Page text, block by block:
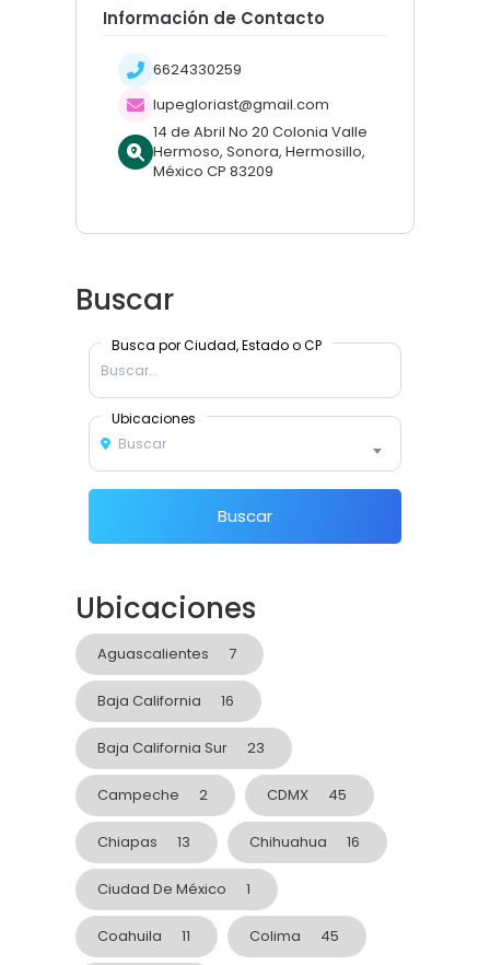
Información de Contacto
6624330259
lupegloriast@gmail.com
14 de Abril No 20 Colonia Valle
Hermoso, Sonora, Hermosillo,
México CP 83209
Buscar
Busca por Ciudad, Estado o CP
Ubicaciones
Buscar
Buscar
Ubicaciones
Aguascalientes 7
Baja California 16
Baja California Sur 23
Campeche 2 CDMX 45
Chiapas 13 Chihuahua 16
Ciudad De México 1
Coahuila 11 Colima 45